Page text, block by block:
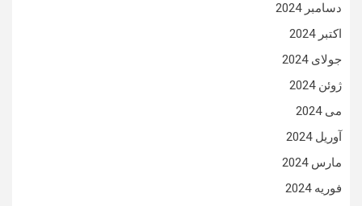
دسامبر 2024
اکتبر 2024
جولای 2024
ژوئن 2024
می 2024
آوریل 2024
مارس 2024
فوریه 2024